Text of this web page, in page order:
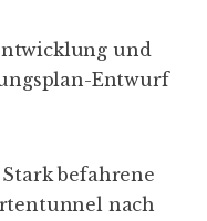
und
Entwurf
befahrene
nach